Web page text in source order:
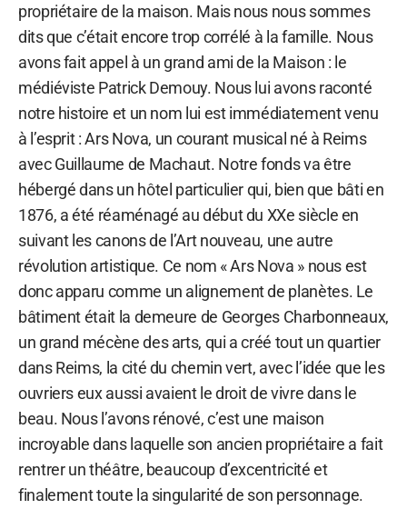
propriétaire de la maison. Mais nous nous sommes
dits que c’était encore trop corrélé à la famille. Nous
avons fait appel à un grand ami de la Maison : le
médiéviste Patrick Demouy. Nous lui avons raconté
notre histoire et un nom lui est immédiatement venu
à l’esprit : Ars Nova, un courant musical né à Reims
avec Guillaume de Machaut. Notre fonds va être
hébergé dans un hôtel particulier qui, bien que bâti en
1876, a été réaménagé au début du XXe siècle en
suivant les canons de l’Art nouveau, une autre
révolution artistique. Ce nom « Ars Nova » nous est
donc apparu comme un alignement de planètes. Le
bâtiment était la demeure de Georges Charbonneaux,
un grand mécène des arts, qui a créé tout un quartier
dans Reims, la cité du chemin vert, avec l’idée que les
ouvriers eux aussi avaient le droit de vivre dans le
beau. Nous l’avons rénové, c’est une maison
incroyable dans laquelle son ancien propriétaire a fait
rentrer un théâtre, beaucoup d’excentricité et
finalement toute la singularité de son personnage.